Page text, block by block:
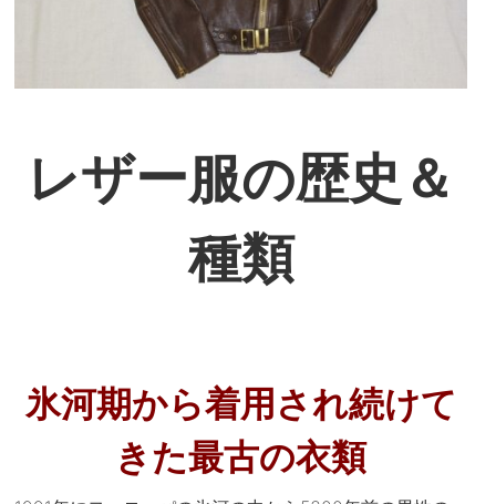
レザー服の歴史＆
種類
氷河期から着用され続けて
きた最古の衣類